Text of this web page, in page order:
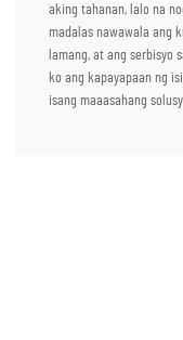
aking tahanan, lalo na
madalas nawawala ang
lamang, at ang serbisyo
ko ang kapayapaan ng
isang maaasahang